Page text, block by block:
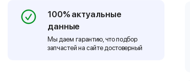
100% актуальные
данные
Мы даем гарантию, что подбор
запчастей на сайте достоверный